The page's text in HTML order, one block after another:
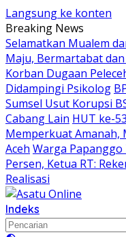
Langsung ke konten
Breaking News
Selamatkan Mualem
Maju, Bermartabat
Korban Dugaan
Didampingi Psikolog
Sumsel Usut Korupsi
Cabang Lain HUT ke-
Memperkuat Amanah,
Aceh Warga Papanggo
Persen, Ketua RT:
Realisasi
Indeks